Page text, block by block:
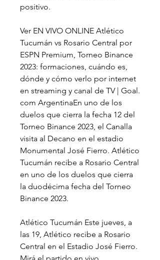
positivo.
Ver EN VIVO ONLINE Atlético
Tucumán vs Rosario Central por
ESPN Premium, Torneo Binance
2023: formaciones, cuándo es,
dónde y cómo verlo por internet
en streaming y canal de TV | Goal.
com ArgentinaEn uno de los
duelos que cierra la fecha 12 del
Torneo Binance 2023, el Canalla
visita al Decano en el estadio
Monumental José Fierro. Atlético
Tucumán recibe a Rosario Central
en uno de los duelos que cierra
la duodécima fecha del Torneo
Binance 2023.
Atlético Tucumán Este jueves, a
las 19, Atlético recibe a Rosario
Central en el Estadio José Fierro.